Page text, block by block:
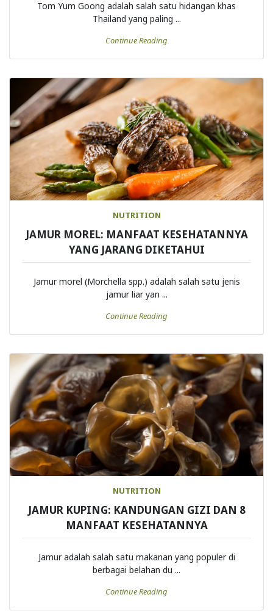
Tom Yum Goong adalah salah satu hidangan khas
NUTRITION
JAMUR MOREL: MANFAAT KESEHATANNYA
YANG JARANG DIKETAHUI
Jamur morel (Morchella spp.) adalah salah satu jenis
NUTRITION
JAMUR KUPING: KANDUNGAN GIZI DAN 8
MANFAAT KESEHATANNYA
Jamur adalah salah satu makanan yang populer di